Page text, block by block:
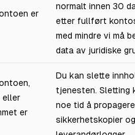
er
normalt innen 30
etter fullført
med mindre vi må
data av juridiske
eller
er
Du kan slette
tjenesten. Sletting
noe tid å
sikkerhetskopier og